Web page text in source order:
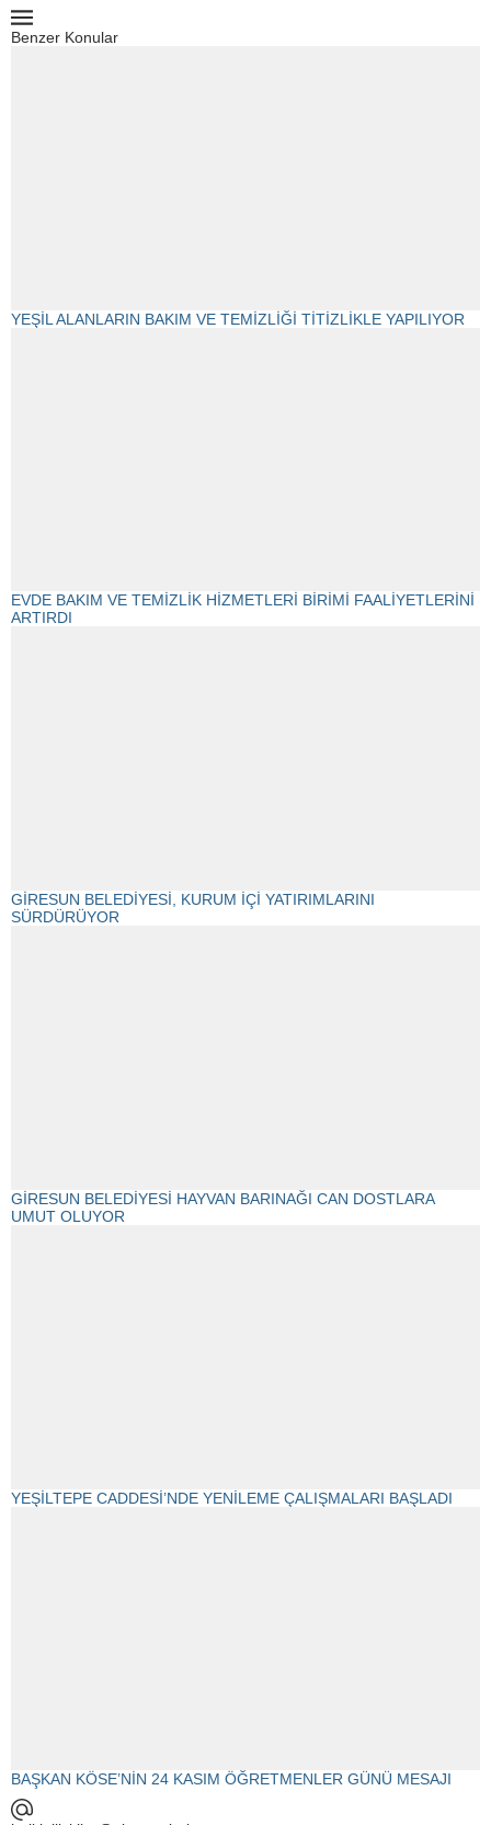
Benzer Konular
YEŞİL ALANLARIN BAKIM VE TEMİZLİĞİ TİTİZLİKLE YAPILIYOR
EVDE BAKIM VE TEMİZLİK HİZMETLERİ BİRİMİ FAALİYETLERİNİ
ARTIRDI
GİRESUN BELEDİYESİ, KURUM İÇİ YATIRIMLARINI
SÜRDÜRÜYOR
GİRESUN BELEDİYESİ HAYVAN BARINAĞI CAN DOSTLARA
UMUT OLUYOR
YEŞİLTEPE CADDESİ’NDE YENİLEME ÇALIŞMALARI BAŞLADI
BAŞKAN KÖSE’NİN 24 KASIM ÖĞRETMENLER GÜNÜ MESAJI